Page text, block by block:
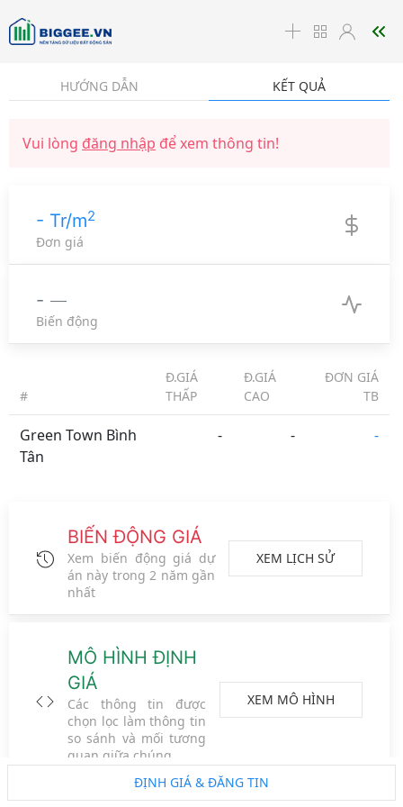
HƯỚNG DẪN KẾT QUẢ
Vui lòng đăng nhập để xem thông tin!
- Tr/m2
Đơn giá
-
Biến động
#
Đ.GIÁ
THẤP
Đ.GIÁ
CAO
ĐƠN GIÁ
TB
Green Town Bình
Tân
- - -
BIẾN ĐỘNG GIÁ
Xem biến động giá dự
án này trong 2 năm gần
nhất
XEM LỊCH SỬ
MÔ HÌNH ĐỊNH
GIÁ
Các thông tin được
chọn lọc làm thông tin
so sánh và mối tương
quan giữa chúng
XEM MÔ HÌNH
ĐỊNH GIÁ & ĐĂNG TIN
☰
Tỉnh Thành Phường Xã
Metro ĐS CT Vành đai